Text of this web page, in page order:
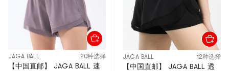
JAGA BALL 20种选择
【中国直邮】 JAGA BALL 速
JAGA BALL 12种选择
【中国直邮】 JAGA BALL 透